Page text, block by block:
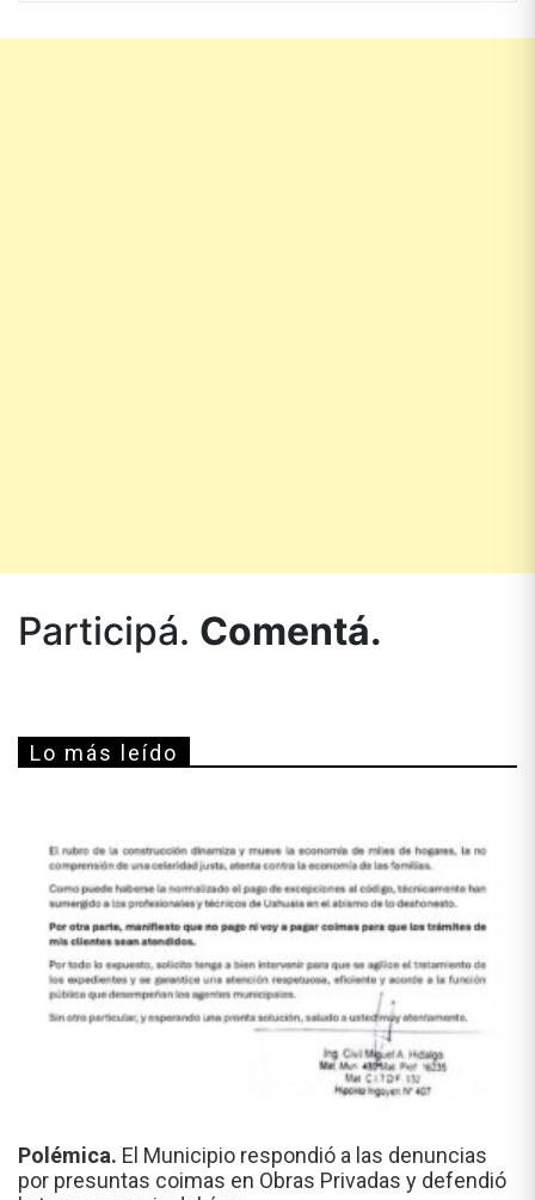
Participá. Comentá.
Lo más leído
Polémica. El Municipio respondió a las denuncias
por presuntas coimas en Obras Privadas y defendió